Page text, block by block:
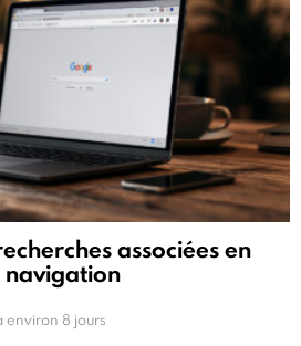
associées en
environ 8 jours